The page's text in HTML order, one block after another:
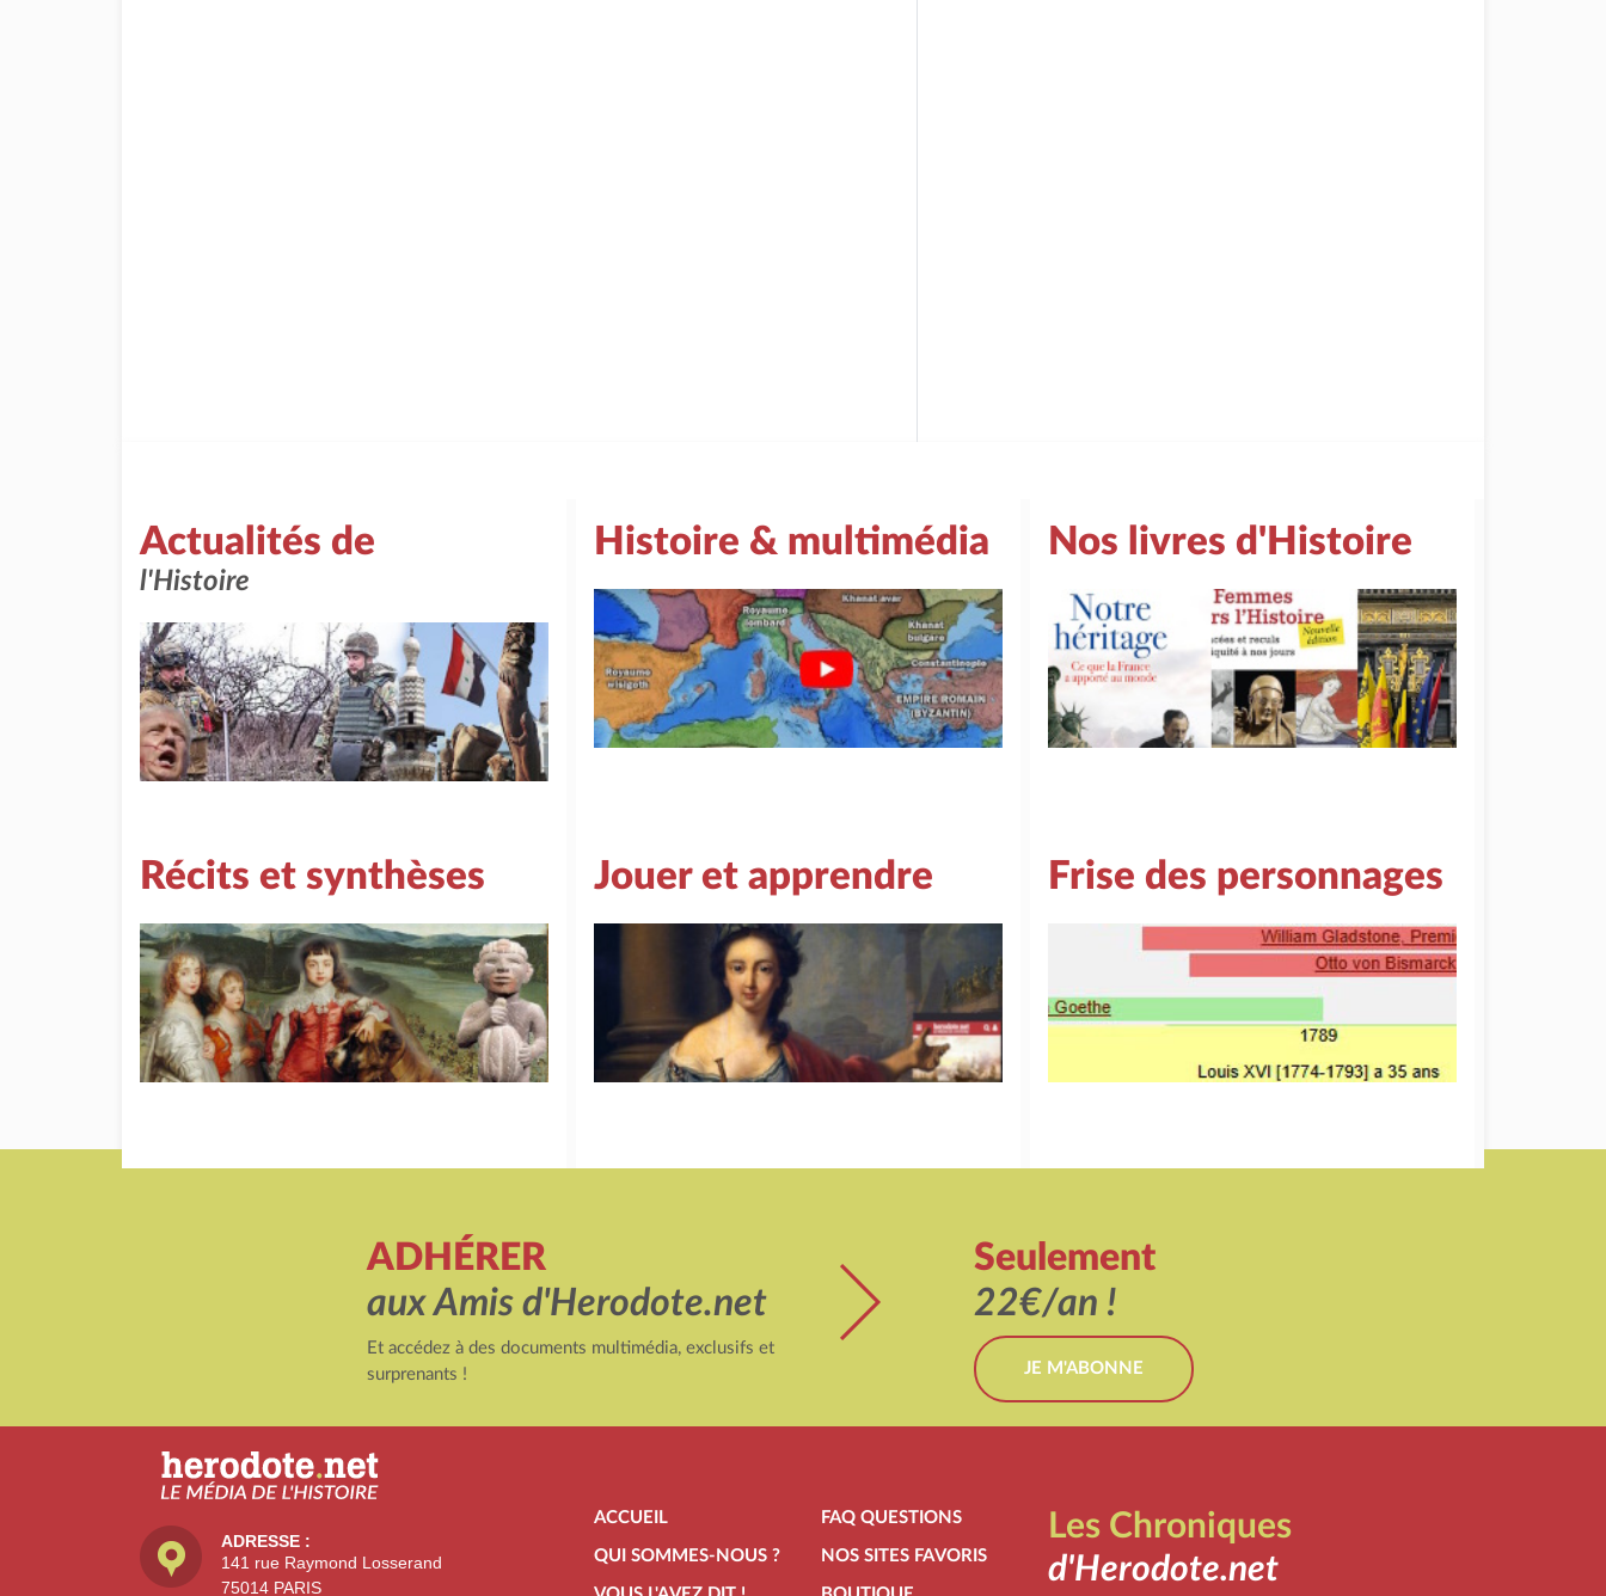
Actualités de
l'Histoire
Histoire & multimédia Nos livres d'Histoire
Récits et synthèses Jouer et apprendre Frise des personnages
ADHÉRER
aux Amis d'Herodote.net
Et accédez à des documents multimédia, exclusifs et
surprenants !
Seulement
22€/an !
JE M'ABONNE
ADRESSE :
141 rue Raymond Losserand
75014 PARIS
ACCUEIL
QUI SOMMES-NOUS ?
FAQ QUESTIONS
NOS SITES FAVORIS
Les Chroniques
d'Herodote.net